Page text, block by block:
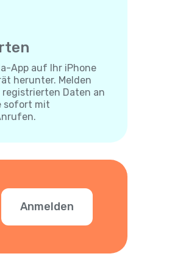
App auf Ihr iPhone
herunter. Melden
registrierten Daten an
sofort mit
Anmelden